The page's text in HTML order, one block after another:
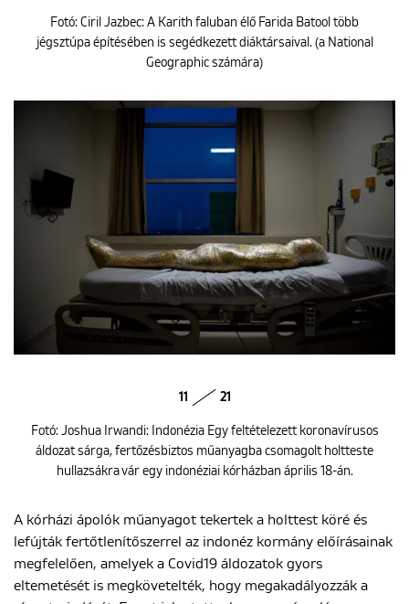
Fotó: Ciril Jazbec: A Karith faluban élő Farida Batool több
jégsztúpa építésében is segédkezett diáktársaival. (a National
Geographic számára)
11 21
Fotó: Joshua Irwandi: Indonézia Egy feltételezett koronavírusos
áldozat sárga, fertőzésbiztos műanyagba csomagolt holtteste
hullazsákra vár egy indonéziai kórházban április 18-án.
A kórházi ápolók műanyagot tekertek a holttest köré és
lefújták fertőtlenítőszerrel az indonéz kormány előírásainak
megfelelően, amelyek a Covid19 áldozatok gyors
eltemetését is megkövetelték, hogy megakadályozzák a